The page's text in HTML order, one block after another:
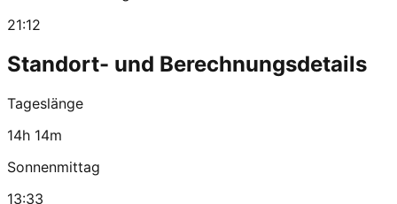
21:12
Standort- und Berechnungsdetails
Tageslänge
14h 14m
Sonnenmittag
13:33